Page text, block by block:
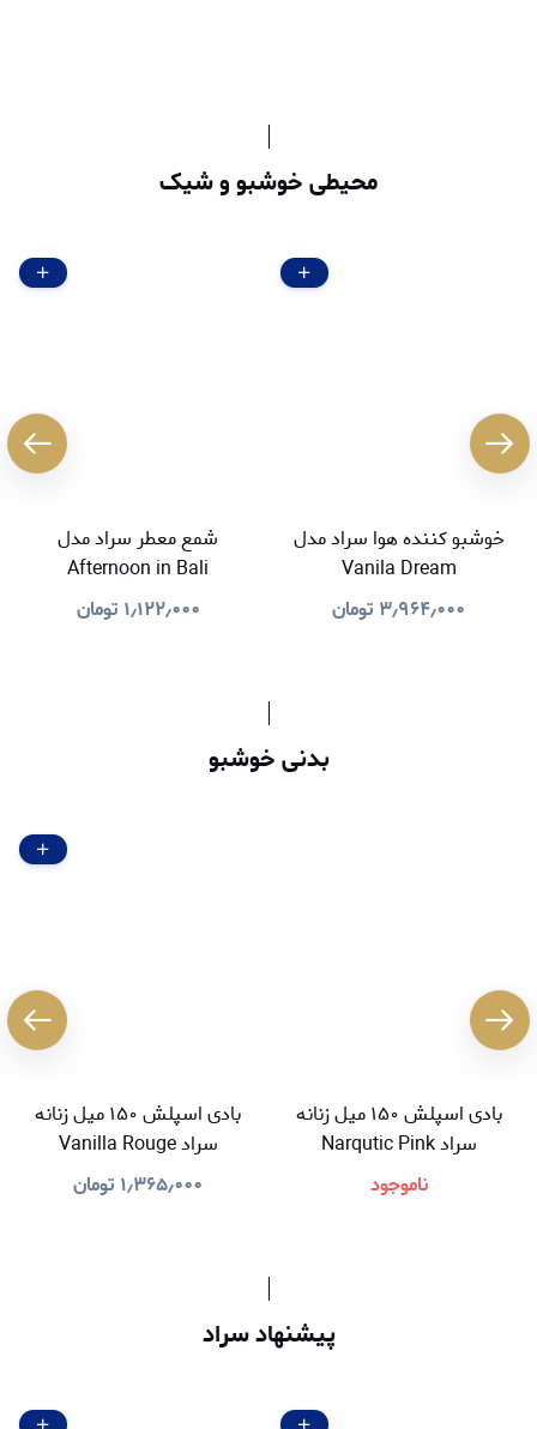
محیطی خوشبو و شیک
خوشبو کننده هوا سراد مدل
Vanila Dream
۳٫۹۶۴٫۰۰۰ تومان
شمع معطر سراد مدل
Afternoon in Bali
۱٫۱۲۲٫۰۰۰ تومان
بدنی خوشبو
بادی اسپلش ۱۵۰ میل زنانه
سراد Narqutic Pink
ناموجود
بادی اسپلش ۱۵۰ میل زنانه
سراد Vanilla Rouge
۱٫۳۶۵٫۰۰۰ تومان
پیشنهاد سراد